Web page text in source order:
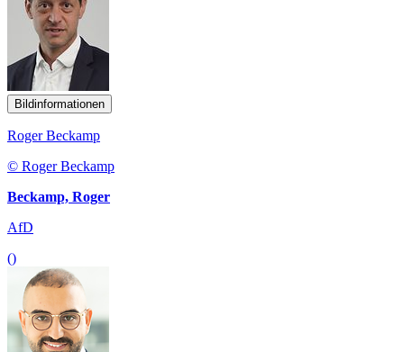
Bildinformationen
Roger Beckamp
© Roger Beckamp
Beckamp, Roger
AfD
()